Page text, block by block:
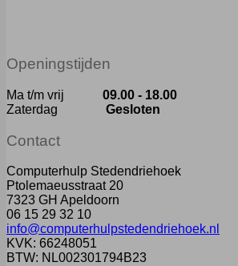
Openingstijden
Ma t/m vrij 09.00 - 18.00
Zaterdag Gesloten
Contact
Computerhulp Stedendriehoek
Ptolemaeusstraat 20
7323 GH Apeldoorn
06 15 29 32 10
info@computerhulpstedendriehoek.nl
KVK: 66248051
BTW: NL002301794B23